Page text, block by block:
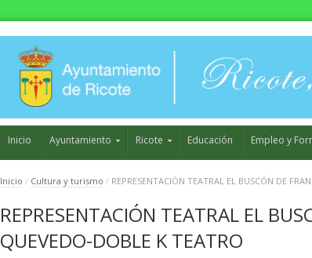
Inicio Ayuntamiento Ricote Educación Empleo y
Inicio / Cultura y turismo / REPRESENTACIÓN TEATRAL EL BUSCÓN DE
REPRESENTACIÓN TEATRAL EL
QUEVEDO-DOBLE K TEATRO